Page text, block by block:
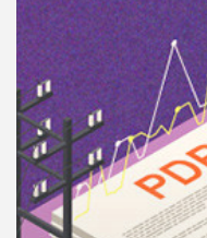
เพล
ย์
ลิ
สต์
ของ
คุณ